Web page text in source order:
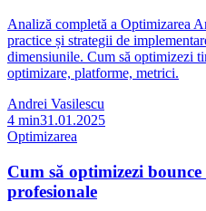
Analiză completă a Optimizarea
practice și strategii de
dimensiunile. Cum să optimizezi
optimizare, platforme, metrici.
Andrei Vasilescu
4 min31.01.2025
Optimizarea
Cum să optimizezi
profesionale